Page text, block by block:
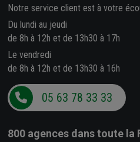
Notre service client est à votre
Du lundi au jeudi
de 8h à 12h et de 13h30 à 17h
Le vendredi
de 8h à 12h et de 13h30 à 16h
05 63 78 33 33
800 agences dans toute la